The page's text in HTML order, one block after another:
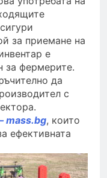
за приемане на
е
за фермерите.
да
с
mass.bg, които
ефективната